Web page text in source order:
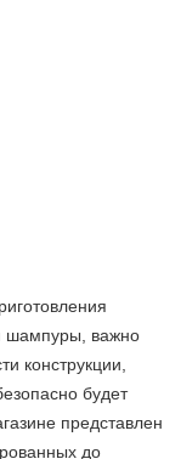
шампуры, важно
конструкции,
будет
представлен
до